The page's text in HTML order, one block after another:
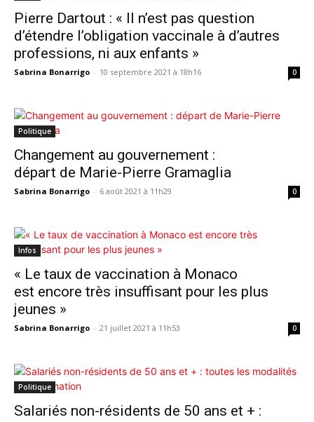
Pierre Dartout : « Il n’est pas question
d’étendre l’obligation vaccinale à d’autres
professions, ni aux enfants »
Sabrina Bonarrigo - 10 septembre 2021 à 18h16 0
Politique
Changement au gouvernement :
départ de Marie-Pierre Gramaglia
Sabrina Bonarrigo - 6 août 2021 à 11h29 0
Infos
« Le taux de vaccination à Monaco
est encore très insuffisant pour les plus
jeunes »
Sabrina Bonarrigo - 21 juillet 2021 à 11h53 0
Politique
Salariés non-résidents de 50 ans et + :